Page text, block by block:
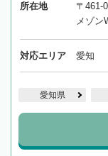
所在地
〒461-
メゾン
対応エリア 愛知
愛知県